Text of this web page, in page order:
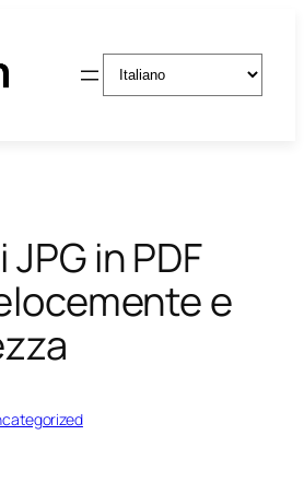
Scegli
una
in PDF
e